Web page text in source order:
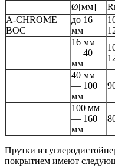
Ø[мм]
A-CHROME
BOC
до 16
мм
16 мм
— 40
мм
40 мм
— 100
мм
100 мм
— 160
мм
Прутки из
покрытием имеют